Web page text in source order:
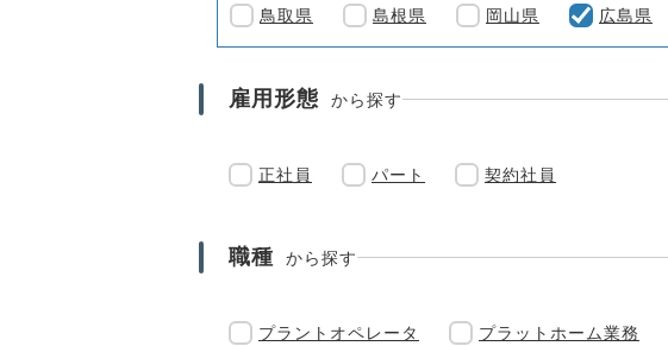
鳥取県 島根県 岡山県 広島県
雇用形態 から探す
正社員 パート 契約社員
職種 から探す
プラントオペレータ プラットホーム業務